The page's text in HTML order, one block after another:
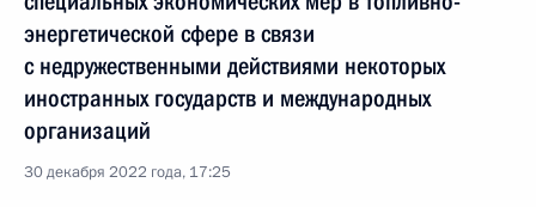
энергетической сфере в связи
с недружественными действиями некоторых
иностранных государств и международных
организаций
30 декабря 2022 года, 17:25